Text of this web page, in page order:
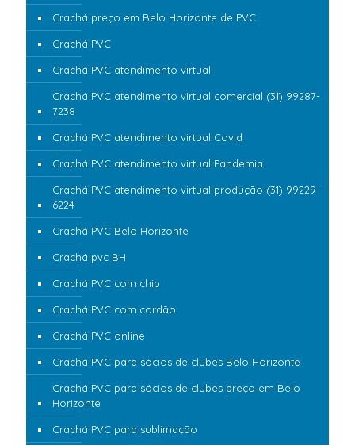
Crachá preço em Belo Horizonte de PVC
Crachá PVC
Crachá PVC atendimento virtual
Crachá PVC atendimento virtual comercial (31) 99287-
7238
Crachá PVC atendimento virtual Covid
Crachá PVC atendimento virtual Pandemia
Crachá PVC atendimento virtual produção (31) 99229-
6224
Crachá PVC Belo Horizonte
Crachá pvc BH
Crachá PVC com chip
Crachá PVC com cordão
Crachá PVC online
Crachá PVC para sócios de clubes Belo Horizonte
Crachá PVC para sócios de clubes preço em Belo
Horizonte
Crachá PVC para sublimação